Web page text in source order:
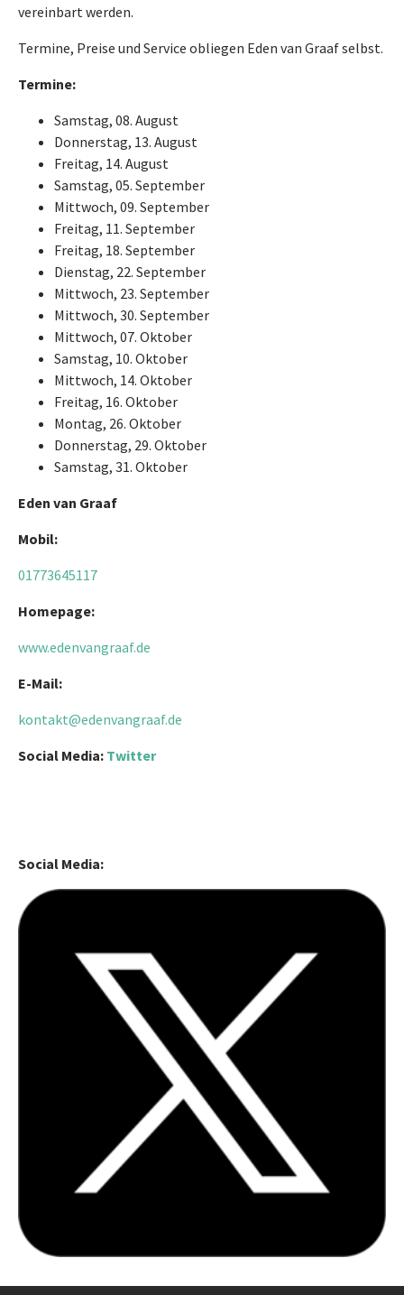
vereinbart werden.
Termine, Preise und Service obliegen Eden van Graaf selbst.
Termine:
Samstag, 08. August
Donnerstag, 13. August
Freitag, 14. August
Samstag, 05. September
Mittwoch, 09. September
Freitag, 11. September
Freitag, 18. September
Dienstag, 22. September
Mittwoch, 23. September
Mittwoch, 30. September
Mittwoch, 07. Oktober
Samstag, 10. Oktober
Mittwoch, 14. Oktober
Freitag, 16. Oktober
Montag, 26. Oktober
Donnerstag, 29. Oktober
Samstag, 31. Oktober
Eden van Graaf
Mobil:
01773645117
Homepage:
www.edenvangraaf.de
E-Mail:
kontakt@edenvangraaf.de
Social Media: Twitter
Social Media: